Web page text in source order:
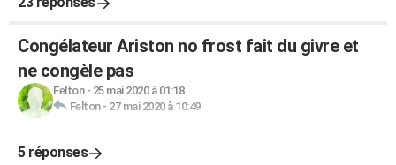
Congélateur Ariston no frost fait du givre et
ne congèle pas
Felton- 25 mai 2020 à 01:18
Felton- 27 mai 2020 à 10:49
5 réponses